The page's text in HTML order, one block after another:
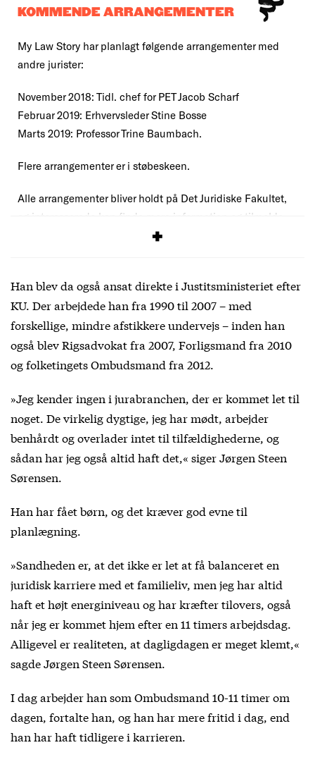
KOMMENDE ARRANGEMENTER
My Law Story har planlagt følgende arrangementer med
andre jurister:
November 2018: Tidl. chef for PET Jacob Scharf
Februar 2019: Erhvervsleder Stine Bosse
Marts 2019: Professor Trine Baumbach.
Flere arrangementer er i støbeskeen.
Alle arrangementer bliver holdt på Det Juridiske Fakultet,
og interesserede kan finde mere information og tilmelde
Han blev da også ansat direkte i Justitsministeriet efter
KU. Der arbejdede han fra 1990 til 2007 – med
forskellige, mindre afstikkere undervejs – inden han
også blev Rigsadvokat fra 2007, Forligsmand fra 2010
og folketingets Ombudsmand fra 2012.
»Jeg kender ingen i jurabranchen, der er kommet let til
noget. De virkelig dygtige, jeg har mødt, arbejder
benhårdt og overlader intet til tilfældighederne, og
sådan har jeg også altid haft det,« siger Jørgen Steen
Sørensen.
Han har fået børn, og det kræver god evne til
planlægning.
»Sandheden er, at det ikke er let at få balanceret en
juridisk karriere med et familieliv, men jeg har altid
haft et højt energiniveau og har kræfter tilovers, også
når jeg er kommet hjem efter en 11 timers arbejdsdag.
Alligevel er realiteten, at dagligdagen er meget klemt,«
sagde Jørgen Steen Sørensen.
I dag arbejder han som Ombudsmand 10-11 timer om
dagen, fortalte han, og han har mere fritid i dag, end
han har haft tidligere i karrieren.